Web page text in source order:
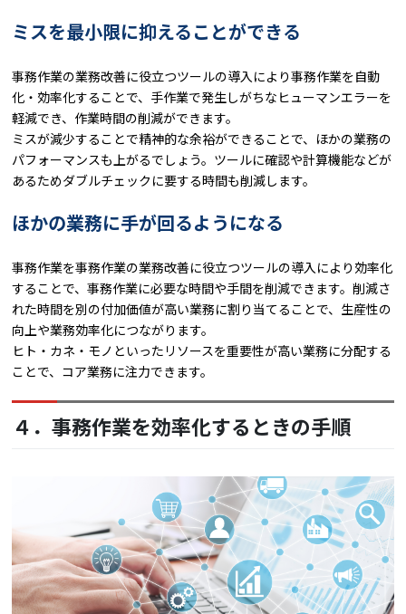
ミスを最小限に抑えることができる
事務作業の業務改善に役立つツールの導入により事務作業を自動
化・効率化することで、手作業で発生しがちなヒューマンエラーを
軽減でき、作業時間の削減ができます。
ミスが減少することで精神的な余裕ができることで、ほかの業務の
パフォーマンスも上がるでしょう。ツールに確認や計算機能などが
あるためダブルチェックに要する時間も削減します。
ほかの業務に手が回るようになる
事務作業を事務作業の業務改善に役立つツールの導入により効率化
することで、事務作業に必要な時間や手間を削減できます。削減さ
れた時間を別の付加価値が高い業務に割り当てることで、生産性の
向上や業務効率化につながります。
ヒト・カネ・モノといったリソースを重要性が高い業務に分配する
ことで、コア業務に注力できます。
４．事務作業を効率化するときの手順